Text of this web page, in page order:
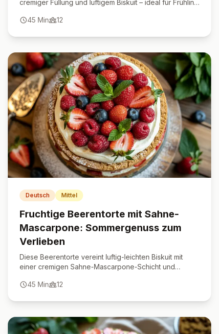
cremiger Füllung und luftigem Biskuit – ideal für Frühling
45 Min 12
Deutsch Mittel
Fruchtige Beerentorte mit Sahne-
Mascarpone: Sommergenuss zum
Verlieben
Diese Beerentorte vereint luftig-leichten Biskuit mit
einer cremigen Sahne-Mascarpone-Schicht und
Genuss!
45 Min 12